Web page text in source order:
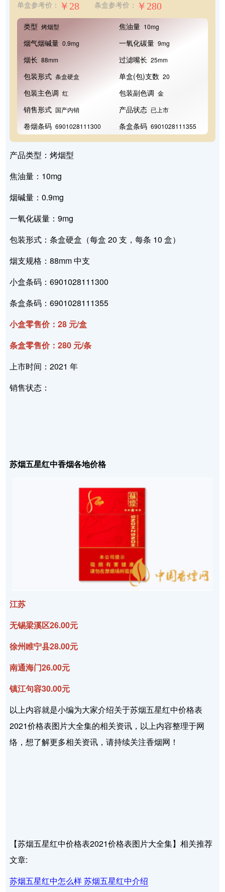
单盒参考价： ￥28 条盒参考价： ￥280
类型 烤烟型 焦油量 10mg
烟气烟碱量 0.9mg 一氧化碳量 9mg
烟长 88mm 过滤嘴长 25mm
包装形式 条盒硬盒 单盒(包)支数 20
包装主色调 红 包装副色调 金
销售形式 国产内销 产品状态 已上市
卷烟条码 6901028111300 条盒条码 6901028111355
产品类型：烤烟型
焦油量：10mg
烟碱量：0.9mg
一氧化碳量：9mg
包装形式：条盒硬盒（每盒 20 支，每条 10 盒）
烟支规格：88mm 中支
小盒条码：6901028111300
条盒条码：6901028111355
小盒零售价：28 元/盒
条盒零售价：280 元/条
上市时间：2021 年
销售状态：
苏烟五星红中香烟各地价格
江苏
无锡梁溪区26.00元
徐州睢宁县28.00元
南通海门26.00元
镇江句容30.00元
以上内容就是小编为大家介绍关于苏烟五星红中价格表
2021价格表图片大全集的相关资讯，以上内容整理于网
络，想了解更多相关资讯，请持续关注香烟网！
【苏烟五星红中价格表2021价格表图片大全集】相关推荐
文章:
苏烟五星红中怎么样 苏烟五星红中介绍